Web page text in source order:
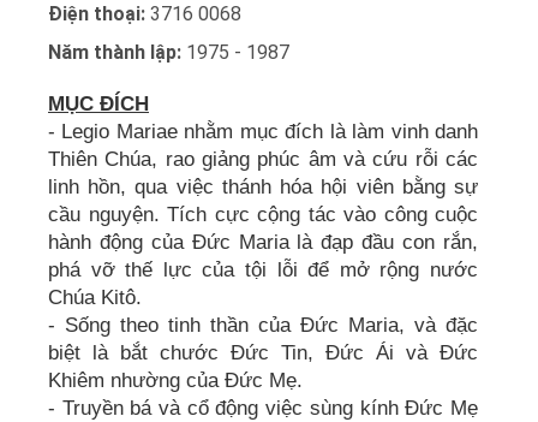
Điện thoại: 3716 0068
Năm thành lập: 1975 - 1987
MỤC ĐÍCH
- Legio Mariae nhằm mục đích là làm vinh danh
Thiên Chúa, rao giảng phúc âm và cứu rỗi các
linh hồn, qua việc thánh hóa hội viên bằng sự
cầu nguyện. Tích cực cộng tác vào công cuộc
hành động của Đức Maria là đạp đầu con rắn,
phá vỡ thế lực của tội lỗi để mở rộng nước
Chúa Kitô.
- Sống theo tinh thần của Đức Maria, và đặc
biệt là bắt chước Đức Tin, Đức Ái và Đức
Khiêm nhường của Đức Mẹ.
- Truyền bá và cổ động việc sùng kính Đức Mẹ